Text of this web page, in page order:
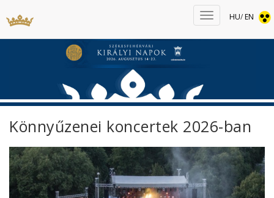
HU/EN
Könnyűzenei koncertek 2026-ban